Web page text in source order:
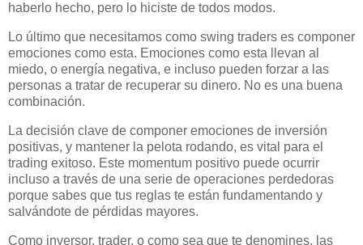
haberlo hecho, pero lo hiciste de todos modos.
Lo último que necesitamos como swing traders es componer
emociones como esta. Emociones como esta llevan al
miedo, o energía negativa, e incluso pueden forzar a las
personas a tratar de recuperar su dinero. No es una buena
combinación.
La decisión clave de componer emociones de inversión
positivas, y mantener la pelota rodando, es vital para el
trading exitoso. Este momentum positivo puede ocurrir
incluso a través de una serie de operaciones perdedoras
porque sabes que tus reglas te están fundamentando y
salvándote de pérdidas mayores.
Como inversor, trader, o como sea que te denomines, las